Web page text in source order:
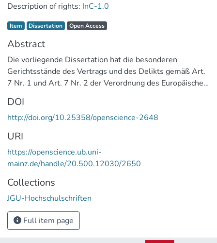
Description of rights: InC-1.0
Item type:
Item, Dissertation Access status:
Open Access,
Abstract
Die vorliegende Dissertation hat die besonderen
Gerichtsstände des Vertrags und des Delikts gemäß Art.
7 Nr. 1 und Art. 7 Nr. 2 der Verordnung des Europäischen
die gerichtliche Zuständigkeit und die Anerkennung und
Vollstreckung von Entscheidungen in Zivil- und
Handelssachen (Brüssel Ia-VO) zum Gegenstand. Die
Arbeit untersucht, ob das nach diesen Vorschriften
zuständige Gericht im Wege der Annexkompetenz auch
über Ansprüche entscheiden kann, die in
Anspruchsgrundlagenkonkurrenz zu vertraglichen
beziehungsweise deliktischen Ansprüchen des Klägers
stehen.
Zunächst wird aufgezeigt, dass die überwiegende
DOI
http://doi.org/10.25358/openscience-2648
URI
https://openscience.ub.uni-
mainz.de/handle/20.500.12030/2650
Collections
JGU-Hochschulschriften
Full item page